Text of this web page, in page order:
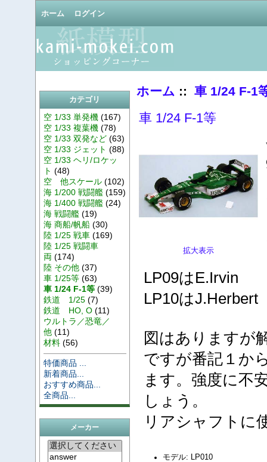
ホーム ログイン
カテゴリ
空 1/33 単発機(167)
空 1/33 複葉機(78)
空 1/33 双発など(63)
空 1/33 ジェット (88)
空 1/33 ヘリ/ロケッ
ト (48)
空 他スケール(102)
海 1/200 戦闘艦(159)
海 1/400 戦闘艦(24)
海 戦闘艦(19)
海 商船/帆船(30)
陸 1/25 戦車(169)
陸 1/25 戦闘車
両 (174)
陸 その他(37)
車 1/25等(63)
車 1/24 F-1等(39)
鉄道 1/25(7)
鉄道 HO, O(11)
ウルトラ／恐竜／
他(11)
材料(56)
特価商品 ...
新着商品...
おすすめ商品...
全商品...
メーカー
ホーム :: 車 1/24 F-1
車 1/24 F-1等
拡大表示
LP09はE.Irvin
LP10はJ.Herbert
図はありますが
ですが番記１か
ます。強度に不
しょう。
リアシャフトに
モデル: LP010